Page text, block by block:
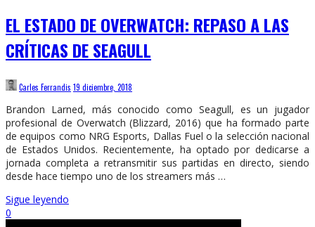
EL ESTADO DE OVERWATCH: REPASO A LAS
CRÍTICAS DE SEAGULL
Carles Ferrandis 19 diciembre, 2018
Brandon Larned, más conocido como Seagull, es un jugador
profesional de Overwatch (Blizzard, 2016) que ha formado parte
de equipos como NRG Esports, Dallas Fuel o la selección nacional
de Estados Unidos. Recientemente, ha optado por dedicarse a
jornada completa a retransmitir sus partidas en directo, siendo
desde hace tiempo uno de los streamers más …
Sigue leyendo
0